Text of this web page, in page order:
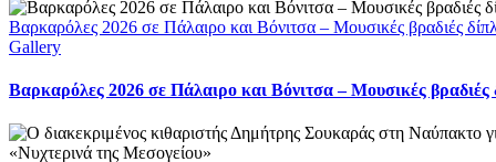
Βαρκαρόλες 2026 σε Πάλαιρο και Βόνιτσα – Μουσικές βραδιές
Gallery
Βαρκαρόλες 2026 σε Πάλαιρο και Βόνιτσα – Μουσικές